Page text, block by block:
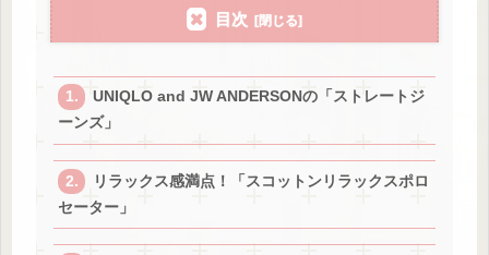
目次
UNIQLO and JW ANDERSONの「ストレートジ
ーンズ」
リラックス感満点！「スコットンリラックスポロ
セーター」